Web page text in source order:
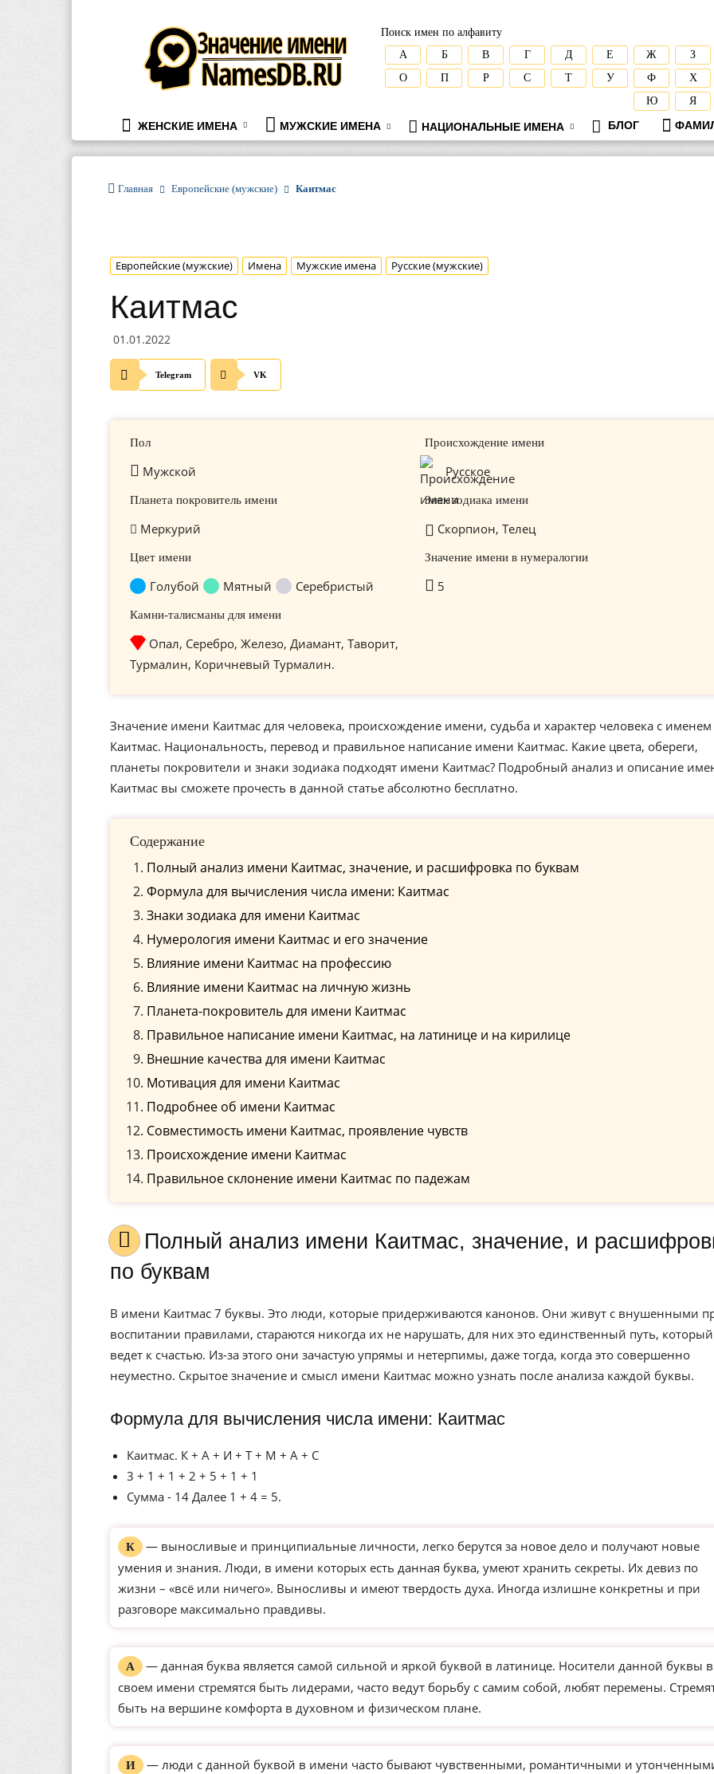
namesdb.ru
Поиск имен по алфавиту
А
Б В Г Д Е Ж
З
О
П Р С Т У Ф
Х
Ю
Я
ЖЕНСКИЕ ИМЕНА МУЖСКИЕ ИМЕНА НАЦИОНАЛЬНЫЕ ИМЕНА БЛОГ
Главная Европейские (мужские) Каитмас
Европейские (мужские) Имена Мужские имена Русские (мужские)
Каитмас
01.01.2022
Telegram VK
Пол
Мужской
Происхождение имени
Русское
Планета покровитель имени
Меркурий
Знак зодиака имени
Скорпион, Телец
Цвет имени
Голубой Мятный Серебристый
Значение имени в нумералогии
5
Камни-талисманы для имени
Опал, Серебро, Железо, Диамант, Таворит,
Турмалин, Коричневый Турмалин.
Значение имени Каитмас для человека, происхождение имени, судьба и характер человека с именем
Каитмас. Национальность, перевод и правильное написание имени Каитмас. Какие цвета, обереги,
планеты покровители и знаки зодиака подходят имени Каитмас? Подробный анализ и описание
Каитмас вы сможете прочесть в данной статье абсолютно бесплатно.
Содержание
Полный анализ имени Каитмас, значение, и расшифровка по буквам
Формула для вычисления числа имени: Каитмас
Знаки зодиака для имени Каитмас
Нумерология имени Каитмас и его значение
Влияние имени Каитмас на профессию
Влияние имени Каитмас на личную жизнь
Планета-покровитель для имени Каитмас
Правильное написание имени Каитмас, на латинице и на кирилице
Внешние качества для имени Каитмас
Мотивация для имени Каитмас
Подробнее об имени Каитмас
Совместимость имени Каитмас, проявление чувств
Происхождение имени Каитмас
Правильное склонение имени Каитмас по падежам
Полный анализ имени Каитмас, значение, и расшифровка
по буквам
В имени Каитмас 7 буквы. Это люди, которые придерживаются канонов. Они живут с внушенными
воспитании правилами, стараются никогда их не нарушать, для них это единственный путь, который
ведет к счастью. Из-за этого они зачастую упрямы и нетерпимы, даже тогда, когда это совершенно
неуместно. Скрытое значение и смысл имени Каитмас можно узнать после анализа каждой буквы.
Формула для вычисления числа имени: Каитмас
Каитмас. К + А + И + Т + М + А + С
3 + 1 + 1 + 2 + 5 + 1 + 1
Сумма - 14 Далее 1 + 4 = 5.
К
— выносливые и принципиальные личности, легко берутся за новое дело и получают новые
умения и знания. Люди, в имени которых есть данная буква, умеют хранить секреты. Их девиз по
жизни – «всё или ничего». Выносливы и имеют твердость духа. Иногда излишне конкретны и при
разговоре максимально правдивы.
А
— данная буква является самой сильной и яркой буквой в латинице. Носители данной буквы в
своем имени стремятся быть лидерами, часто ведут борьбу с самим собой, любят перемены.
быть на вершине комфорта в духовном и физическом плане.
И
— люди с данной буквой в имени часто бывают чувственными, романтичными и